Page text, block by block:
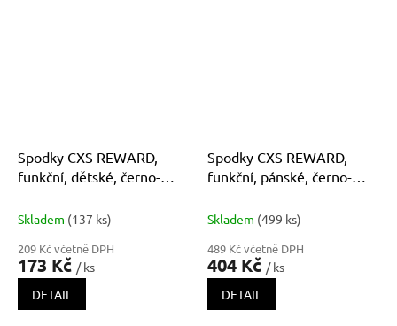
Spodky CXS REWARD,
funkční, dětské, černo-
Skladem (137 ks)
209 Kč včetně DPH
173 Kč / ks
DETAIL
Spodky CXS REWARD,
funkční, pánské, černo-
Skladem (499 ks)
489 Kč včetně DPH
404 Kč / ks
DETAIL